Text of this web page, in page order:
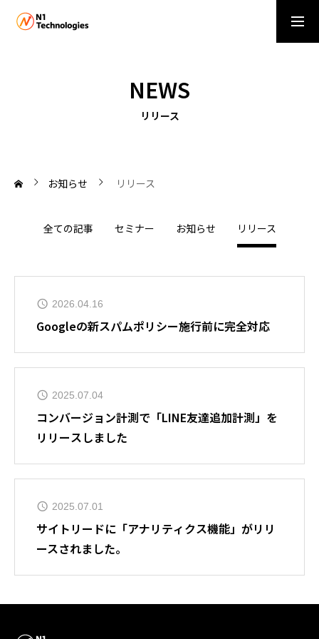
SERVICE
会社概要
NEWS
リリース
お知らせ リリース
全ての記事 セミナー お知らせ リリース
2026.04.16
Googleの新スパムポリシー施行前に完全対応
2025.07.04
コンバージョン計測で「LINE友達追加計測」を
リリースしました
2025.07.01
サイトリードに「アナリティクス機能」がリリ
ースされました。